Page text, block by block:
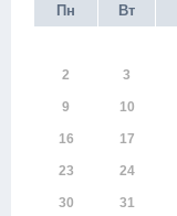
Пн Вт
2 3
9 10
16 17
23 24
30 31